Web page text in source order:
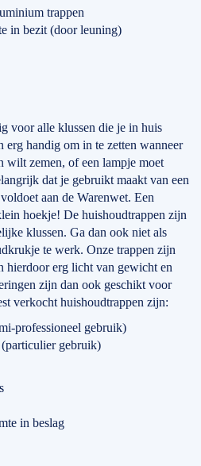
trappen
in bezit (door leuning)
voor alle klussen die je in huis
erg handig om in te zetten wanneer
wilt zemen, of een lampje moet
dat je gebruikt maakt van een
aan de Warenwet. Een
hoekje! De huishoudtrappen zijn
klussen. Ga dan ook niet als
te werk. Onze trappen zijn
hierdoor erg licht van gewicht en
zijn dan ook geschikt voor
verkocht huishoudtrappen zijn:
professioneel gebruik)
(particulier gebruik)
in beslag